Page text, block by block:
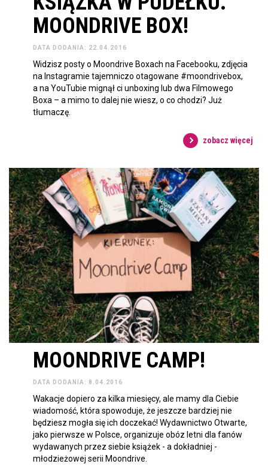
MOONDRIVE BOX!
DATA DODANIA: 22.04.2016
Widzisz posty o Moondrive Boxach na Facebooku, zdjęcia
na Instagramie tajemniczo otagowane #moondrivebox,
a na YouTubie mignął ci unboxing lub dwa Filmowego
Boxa – a mimo to dalej nie wiesz, o co chodzi? Już
tłumaczę.
zobacz więcej
MOONDRIVE CAMP!
DATA DODANIA: 8.04.2016
Wakacje dopiero za kilka miesięcy, ale mamy dla Ciebie
wiadomość, która spowoduje, że jeszcze bardziej nie
będziesz mogła się ich doczekać! Wydawnictwo Otwarte,
jako pierwsze w Polsce, organizuje obóz letni dla fanów
wydawanych przez siebie książek - a dokładniej -
młodzieżowej serii Moondrive.